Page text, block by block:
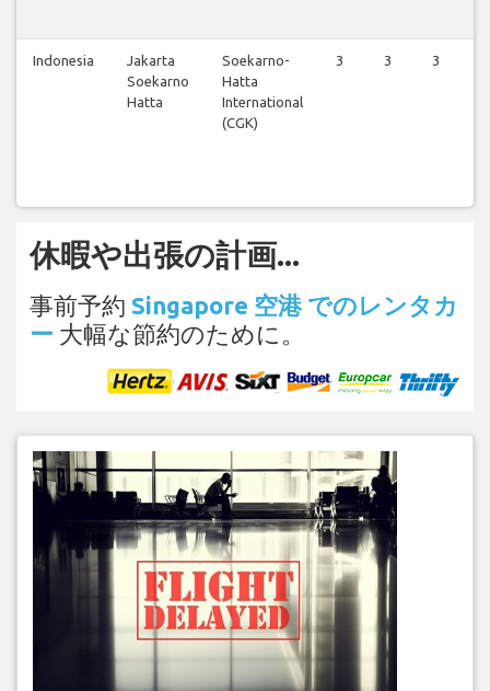
Indonesia
Jakarta
Soekarno
Hatta
Soekarno-
Hatta
International
(CGK)
3 3 3
休暇や出張の計画...
事前予約 Singapore 空港 でのレンタカ
ー 大幅な節約のために。